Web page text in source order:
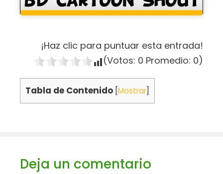
¡Haz clic para puntuar esta entrada!
(Votos: 0 Promedio: 0)
Tabla de Contenido Mostrar
Deja un comentario